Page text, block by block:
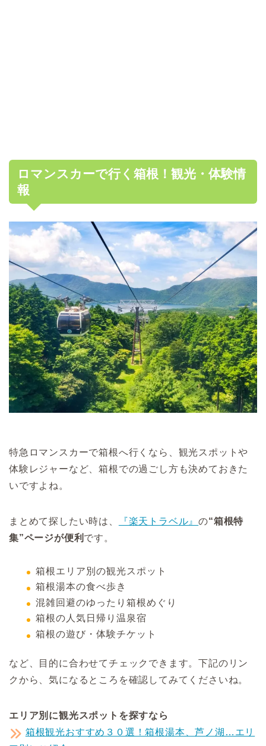
ロマンスカーで行く箱根！観光・体験情
報
特急ロマンスカーで箱根へ行くなら、観光スポットや
体験レジャーなど、箱根での過ごし方も決めておきた
いですよね。
まとめて探したい時は、 『楽天トラベル』の“箱根特
集”ページが便利 です。
箱根エリア別の観光スポット
箱根湯本の食べ歩き
混雑回避のゆったり箱根めぐり
箱根の人気日帰り温泉宿
箱根の遊び・体験チケット
など、目的に合わせてチェックできます。下記のリン
クから、気になるところを確認してみてくださいね。
エリア別に観光スポットを探すなら
箱根観光おすすめ３０選！箱根湯本、芦ノ湖…エリ